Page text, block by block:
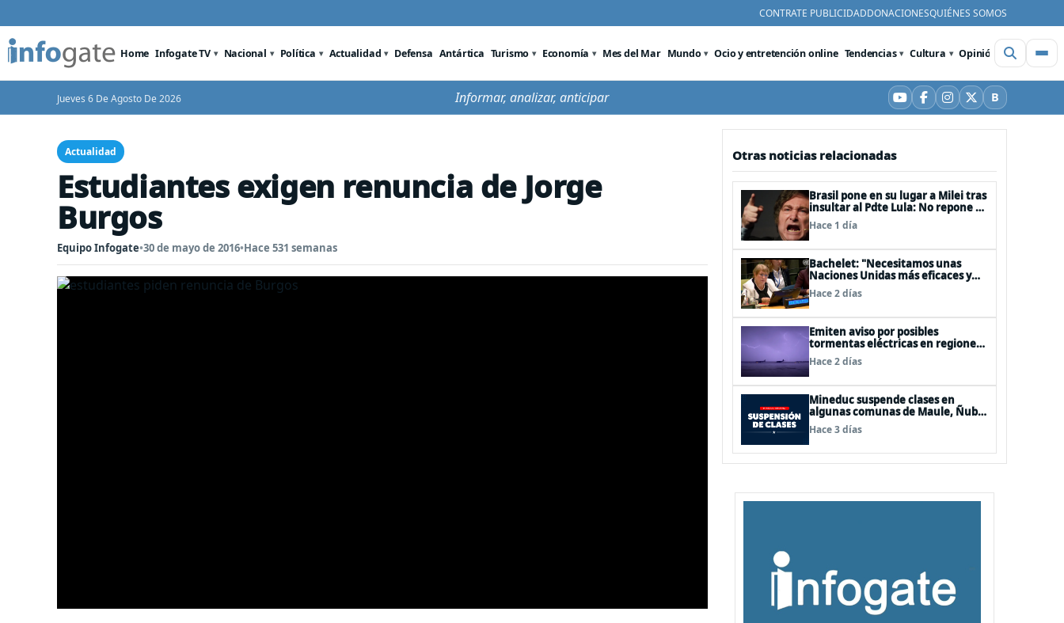
CONTRATE PUBLICIDADDONACIONESQUIÉNES SOMOS
Home Infogate TV Nacional Política Actualidad Defensa Antártica Turismo Economía Mes del Mar Mundo Ocio y entretención online Tendencias Cultura Opinión Videos
Jueves 6 De Agosto De 2026 Informar, analizar, anticipar YouTube
Facebook
Instagram
X BBluesky
Actualidad
Estudiantes exigen renuncia de Jorge
Burgos
Equipo Infogate•30 de mayo de 2016•Hace 531 semanas
Otras noticias relacionadas
Brasil pone en su lugar a Milei tras
insultar al Pdte Lula: No repone al
embajador en BBSS y rebaja la
relación bilateral
Hace 1 día
Bachelet: "Necesitamos unas
Naciones Unidas más eficaces y
cercanas a las personas"
Hace 2 días
Emiten aviso por posibles
tormentas eléctricas en regiones
de Los Lagos y Aysén
Hace 2 días
Mineduc suspende clases en
algunas comunas de Maule, Ñuble
y La Araucanía para este lunes
Hace 3 días